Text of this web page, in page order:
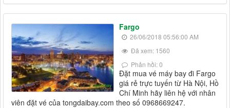
Fargo
26/06/2018 05:56:00 AM
Đã xem: 1560
Phản hồi: 0
Đặt mua vé máy bay đi Fargo
giá rẻ trực tuyến từ Hà Nội, Hồ
Chí Minh hãy liên hệ với nhân
viên đặt vé của tongdaibay.com theo số 0968669247.